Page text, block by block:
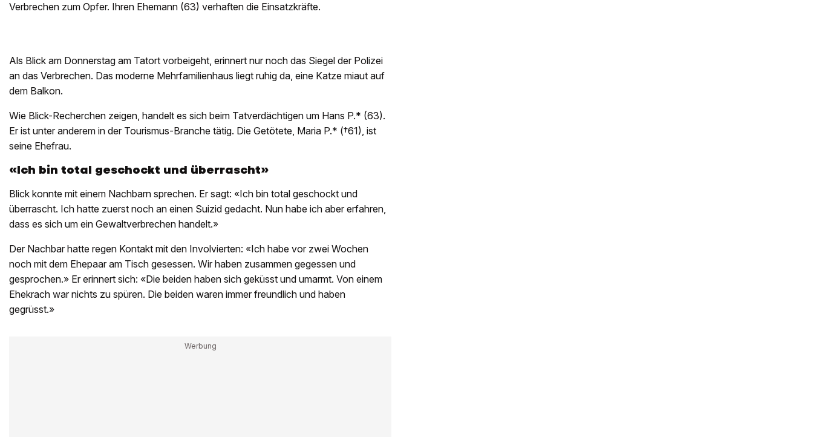
Verbrechen zum Opfer. Ihren Ehemann (63) verhaften die Einsatzkräfte.
Als Blick am Donnerstag am Tatort vorbeigeht, erinnert nur noch das Siegel der Polizei
an das Verbrechen. Das moderne Mehrfamilienhaus liegt ruhig da, eine Katze miaut auf
dem Balkon.
Wie Blick-Recherchen zeigen, handelt es sich beim Tatverdächtigen um Hans P.* (63).
Er ist unter anderem in der Tourismus-Branche tätig. Die Getötete, Maria P.* (†61), ist
seine Ehefrau.
«Ich bin total geschockt und überrascht»
Blick konnte mit einem Nachbarn sprechen. Er sagt: «Ich bin total geschockt und
überrascht. Ich hatte zuerst noch an einen Suizid gedacht. Nun habe ich aber erfahren,
dass es sich um ein Gewaltverbrechen handelt.»
Der Nachbar hatte regen Kontakt mit den Involvierten: «Ich habe vor zwei Wochen
noch mit dem Ehepaar am Tisch gesessen. Wir haben zusammen gegessen und
gesprochen.» Er erinnert sich: «Die beiden haben sich geküsst und umarmt. Von einem
Ehekrach war nichts zu spüren. Die beiden waren immer freundlich und haben
gegrüsst.»